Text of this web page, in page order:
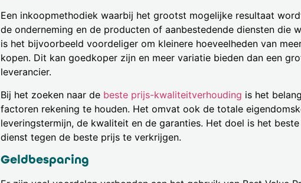
Een inkoopmethodiek waarbij het grootst mogelijke resultaat
de onderneming en de producten of aanbestedende diensten die
is het bijvoorbeeld voordeliger om kleinere hoeveelheden van
kopen. Dit kan goedkoper zijn en meer variatie bieden dan een
leverancier.
Bij het zoeken naar de beste prijs-kwaliteitverhouding is het
factoren rekening te houden. Het omvat ook de totale
leveringstermijn, de kwaliteit en de garanties. Het doel is het
dienst tegen de beste prijs te verkrijgen.
Geldbesparing